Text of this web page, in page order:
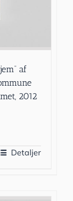
af
2012
Detaljer